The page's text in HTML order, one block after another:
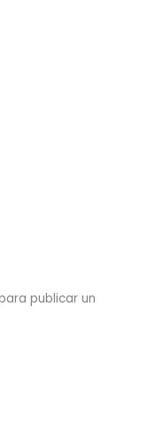
publicar un